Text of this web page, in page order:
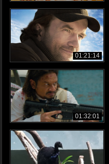
01:21:14
01:32:01